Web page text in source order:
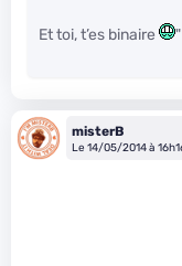
Et toi, t’es binaire
misterB
Le 14/05/2014 à